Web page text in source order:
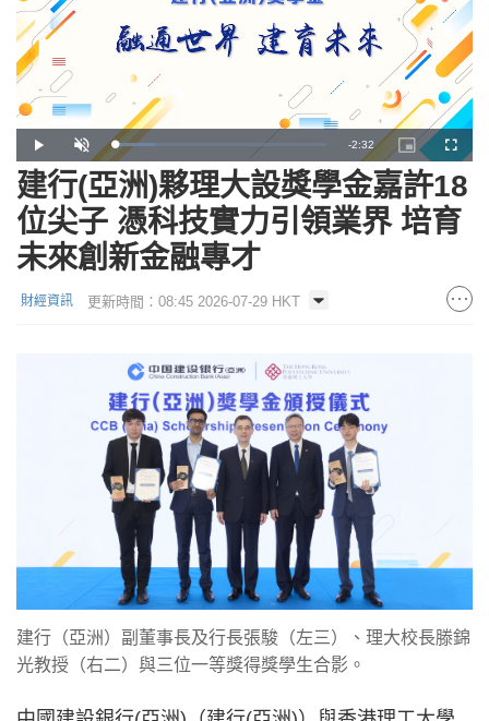
Play Unmute Loaded
19.28%
Remaining
Time
-2:32
Picture-
in-
Picture
建行(亞洲)夥理大設獎學金嘉許18
位尖子 憑科技實力引領業界 培育
未來創新金融專才
財經資訊 更新時間：08:45 2026-07-29 HKT
建行（亞洲）副董事長及行長張駿（左三）、理大校長滕錦
光教授（右二）與三位一等獎得獎學生合影。